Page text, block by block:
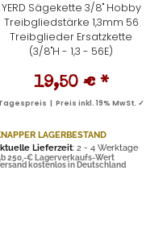
YERD Sägekette 3/8" Hobby
Treibgliedstärke 1,3mm 56
Treibglieder Ersatzkette
(3/8"H - 1,3 - 56E)
19,50 € *
| Preis inkl. 19% MwSt. ✓
LAGERBESTAND
Lieferzeit: 2 - 4 Werktage
250,-€ Lagerverkaufs-Wert
kostenlos in Deutschland